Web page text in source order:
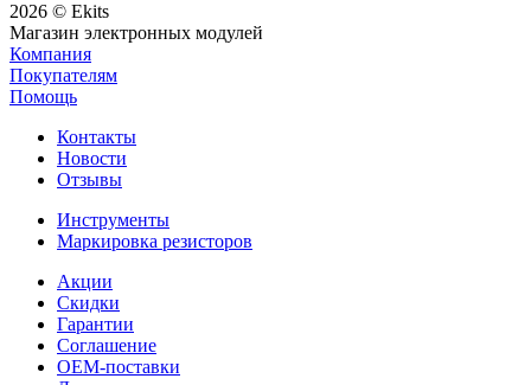
2026 © Ekits
Магазин электронных модулей
Компания
Покупателям
Помощь
Контакты
Новости
Отзывы
Инструменты
Маркировка резисторов
Акции
Скидки
Гарантии
Соглашение
OEM-поставки